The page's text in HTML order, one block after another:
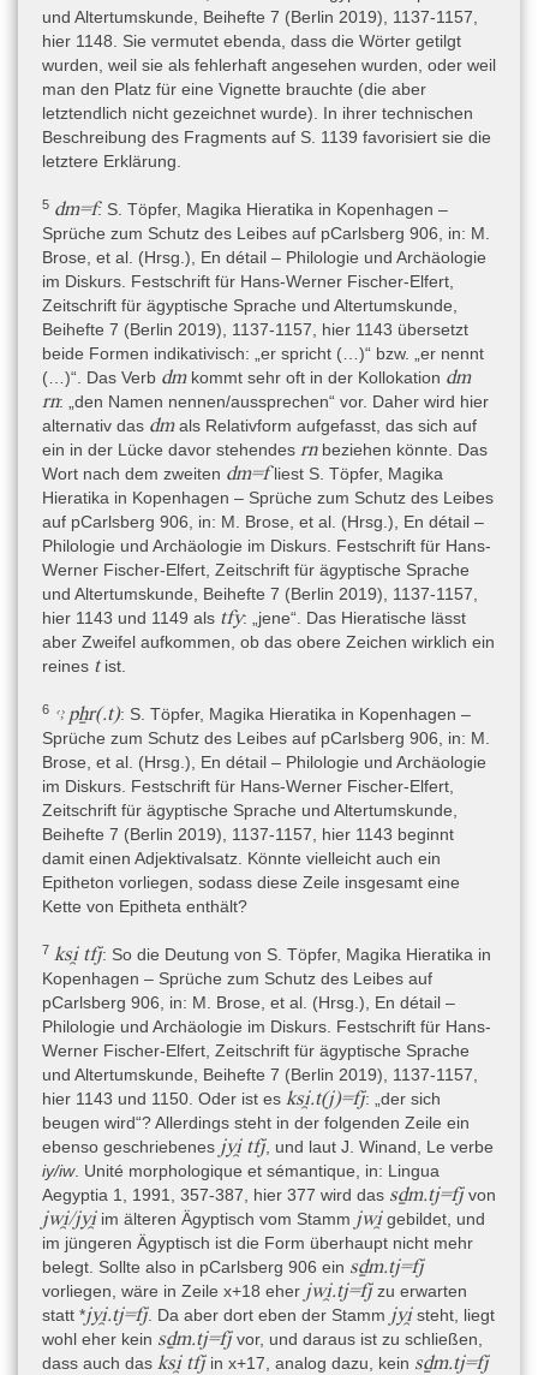
Töpfer 2019, 1153-1154.
Material
Organisch » Faser, Pflanzliche und Tierische » Papyrus
Artefakt » Schriftmedien » Schriftrolle
Technische Daten
Der erhaltene Teil des Papyrus setzt sich aus zwei Fragmenten
zusammen, die, nach der generellen Materialbeschaffenheit, dem
Layout und der Handschrift zu schließen, Teil derselben
Papyrusrolle waren. Aber der Faserverlauf spricht dafür, dass
beide Fragmente zu verschiedenen Blättern dieser Rolle
gehörten. S. hierzu und zum Weiteren Töpfer 2019, 1137-1139.
Fragment A ist 10,5 cm hoch und 4,3 cm breit. Fragment B ist
25,0 cm hoch und 8,5 cm breit; es zeigt eine Klebung. Auf der
Vorderseite von Fragment B sind verblasste Hilfslinien zu
erkennen, und da diese bis an den oberen Rand reichen, geht
Töpfer, a.a.O., 1138 davon aus, dass der leeren Raum am
oberen Ende des Fragments B noch nicht zum oberen Rand der
Rolle gehört. Im Vergleich zu anderen Handschriften aus Tebtynis
könnten von der Gesamthöhe insgesamt ca. 3-5 cm fehlen;
Töpfer rekonstruiert eine ursprüngliche Gesamthöhe von 29-30
cm und eine Satzspiegelhöhe von ca. 26 cm. Die Freiräume
der ersten erhaltenen Zeilen – sollten eigentlich zur Aufnahme
von Vignetten dienen.
Der Papyrus ist für die Beschriftung der Rückseite über die
horizontale Achse gewendet worden: Der obere Rand der
Vorderseite ist der untere Rand der Rückseite.
Schrift
Demotisch,
Hieratisch
Der Text ist in einem späten Hieratisch aus dem Übergang von
der Ptolemäer- zur Römerzeit geschrieben, Töpfer 2019, 1139.
Der Text ist weitgehend schwarz geschrieben; auf Fragment B
finden sich einige kurze rot geschriebene Passagen.
Auf der Rückseite finden sich auf beiden Fragmenten Reste von
kurzen Notizen: Diejenige von Fragment A ist unleserlich, könnte
aber Töpfer 2019, 1138 zufolge vielleicht eine Blattnummerierung
enthalten. Die Rückseite von Fragment B enthält zwei Zeilen
eines demotischen, aber ebenfalls nicht klar lesbaren Textes;
auch diese könnte u.a. eine Blattnummerierung enthalten.
Der Text ist mit dem Kalamos, d.h. dem Schreibrohr, geschrieben
und nicht mit der Binse, Töpfer 2019, 1139.
und Altertumskunde, Beihefte 7 (Berlin 2019), 1137-1157,
hier 1148. Sie vermutet ebenda, dass die Wörter getilgt
wurden, weil sie als fehlerhaft angesehen wurden, oder weil
man den Platz für eine Vignette brauchte (die aber
letztendlich nicht gezeichnet wurde). In ihrer technischen
Beschreibung des Fragments auf S. 1139 favorisiert sie die
letztere Erklärung.
5 dm=f: S. Töpfer, Magika Hieratika in Kopenhagen –
Sprüche zum Schutz des Leibes auf pCarlsberg 906, in: M.
Brose, et al. (Hrsg.), En détail – Philologie und Archäologie
im Diskurs. Festschrift für Hans-Werner Fischer-Elfert,
Zeitschrift für ägyptische Sprache und Altertumskunde,
Beihefte 7 (Berlin 2019), 1137-1157, hier 1143 übersetzt
beide Formen indikativisch: „er spricht (…)“ bzw. „er nennt
(…)“. Das Verb dmkommt sehr oft in der Kollokation dm
rn: „den Namen nennen/aussprechen“ vor. Daher wird hier
alternativ das dmals Relativform aufgefasst, das sich auf
ein in der Lücke davor stehendes rnbeziehen könnte. Das
Wort nach dem zweiten dm=fliest S. Töpfer, Magika
Hieratika in Kopenhagen – Sprüche zum Schutz des Leibes
auf pCarlsberg 906, in: M. Brose, et al. (Hrsg.), En détail –
Philologie und Archäologie im Diskurs. Festschrift für Hans-
Werner Fischer-Elfert, Zeitschrift für ägyptische Sprache
und Altertumskunde, Beihefte 7 (Berlin 2019), 1137-1157,
hier 1143 und 1149 als tfy: „jene“. Das Hieratische lässt
aber Zweifel aufkommen, ob das obere Zeichen wirklich ein
reines tist.
6 ꜥꜣ pẖr(.t): S. Töpfer, Magika Hieratika in Kopenhagen –
Sprüche zum Schutz des Leibes auf pCarlsberg 906, in: M.
Brose, et al. (Hrsg.), En détail – Philologie und Archäologie
im Diskurs. Festschrift für Hans-Werner Fischer-Elfert,
Zeitschrift für ägyptische Sprache und Altertumskunde,
Beihefte 7 (Berlin 2019), 1137-1157, hier 1143 beginnt
damit einen Adjektivalsatz. Könnte vielleicht auch ein
Epitheton vorliegen, sodass diese Zeile insgesamt eine
Kette von Epitheta enthält?
7 ksi̯ tfj: So die Deutung von S. Töpfer, Magika Hieratika in
Kopenhagen – Sprüche zum Schutz des Leibes auf
pCarlsberg 906, in: M. Brose, et al. (Hrsg.), En détail –
Philologie und Archäologie im Diskurs. Festschrift für Hans-
Werner Fischer-Elfert, Zeitschrift für ägyptische Sprache
und Altertumskunde, Beihefte 7 (Berlin 2019), 1137-1157,
hier 1143 und 1150. Oder ist es ksi̯.t(j)=fj: „der sich
beugen wird“? Allerdings steht in der folgenden Zeile ein
ebenso geschriebenes jyi̯ tfj, und laut J. Winand, Le verbe
iy/iw. Unité morphologique et sémantique, in: Lingua
Aegyptia 1, 1991, 357-387, hier 377 wird das sḏm.tj=fjvon
jwi̯/jyi̯im älteren Ägyptisch vom Stamm jwi̯gebildet, und
im jüngeren Ägyptisch ist die Form überhaupt nicht mehr
belegt. Sollte also in pCarlsberg 906 ein sḏm.tj=fj
vorliegen, wäre in Zeile x+18 eher jwi̯.tj=fjzu erwarten
statt *jyi̯.tj=fj. Da aber dort eben der Stamm jyi̯steht, liegt
wohl eher kein sḏm.tj=fjvor, und daraus ist zu schließen,
dass auch das ksi̯ tfjin x+17, analog dazu, kein sḏm.tj=fj